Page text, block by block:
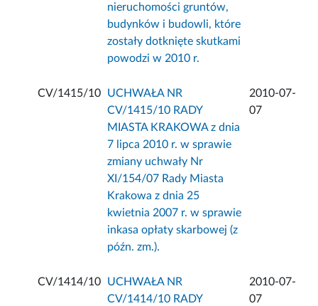
nieruchomości gruntów,
budynków i budowli, które
zostały dotknięte skutkami
powodzi w 2010 r.
CV/1415/10
UCHWAŁA NR
CV/1415/10 RADY
MIASTA KRAKOWA z dnia
7 lipca 2010 r. w sprawie
zmiany uchwały Nr
XI/154/07 Rady Miasta
Krakowa z dnia 25
kwietnia 2007 r. w sprawie
inkasa opłaty skarbowej (z
późn. zm.).
2010-07-
07
CV/1414/10
UCHWAŁA NR
CV/1414/10 RADY
2010-07-
07